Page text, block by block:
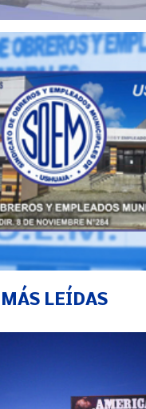
MÁS LEÍDAS